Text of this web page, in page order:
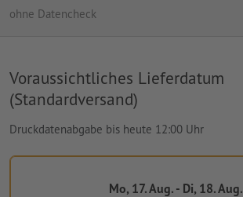
ohne Datencheck
Voraussichtliches Lieferdatum
(Standardversand)
Druckdatenabgabe bis heute 12:00 Uhr
Mo, 17. Aug. - Di, 18. Aug.